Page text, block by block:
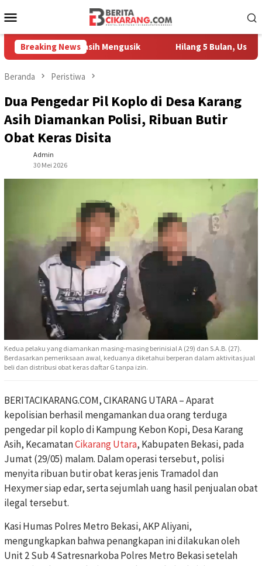
ke
Mobile
Breaking News
Masih Mengusik Hilang 5 Bulan, Ustadz Ujang
Beranda Peristiwa
Dua Pengedar Pil Koplo di Desa Karang
Asih Diamankan Polisi, Ribuan Butir
Obat Keras Disita
Admin
30 Mei 2026
Kedua pelaku yang diamankan masing-masing berinisial A (29) dan S.A.B. (27).
Berdasarkan pemeriksaan awal, keduanya diketahui berperan dalam aktivitas jual
beli dan distribusi obat keras daftar G tanpa izin.
BERITACIKARANG.COM, CIKARANG UTARA – Aparat
kepolisian berhasil mengamankan dua orang terduga
pengedar pil koplo di Kampung Kebon Kopi, Desa Karang
Asih, KecamatanCikarang Utara, Kabupaten Bekasi, pada
Jumat (29/05) malam. Dalam operasi tersebut, polisi
menyita ribuan butir obat keras jenis Tramadol dan
Hexymer siap edar, serta sejumlah uang hasil penjualan obat
ilegal tersebut.
Kasi Humas Polres Metro Bekasi, AKP Aliyani,
mengungkapkan bahwa penangkapan ini dilakukan oleh
Unit 2 Sub 4 Satresnarkoba Polres Metro Bekasi setelah